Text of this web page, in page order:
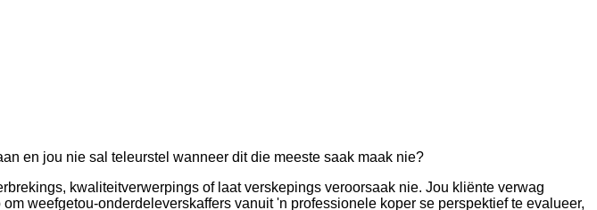
​​en jou nie sal teleurstel wanneer dit die meeste saak maak nie?
kwaliteitverwerpings of laat verskepings veroorsaak nie. Jou kliënte verwag
weefgetou-onderdeleverskaffers vanuit 'n professionele koper se perspektief te evalueer,